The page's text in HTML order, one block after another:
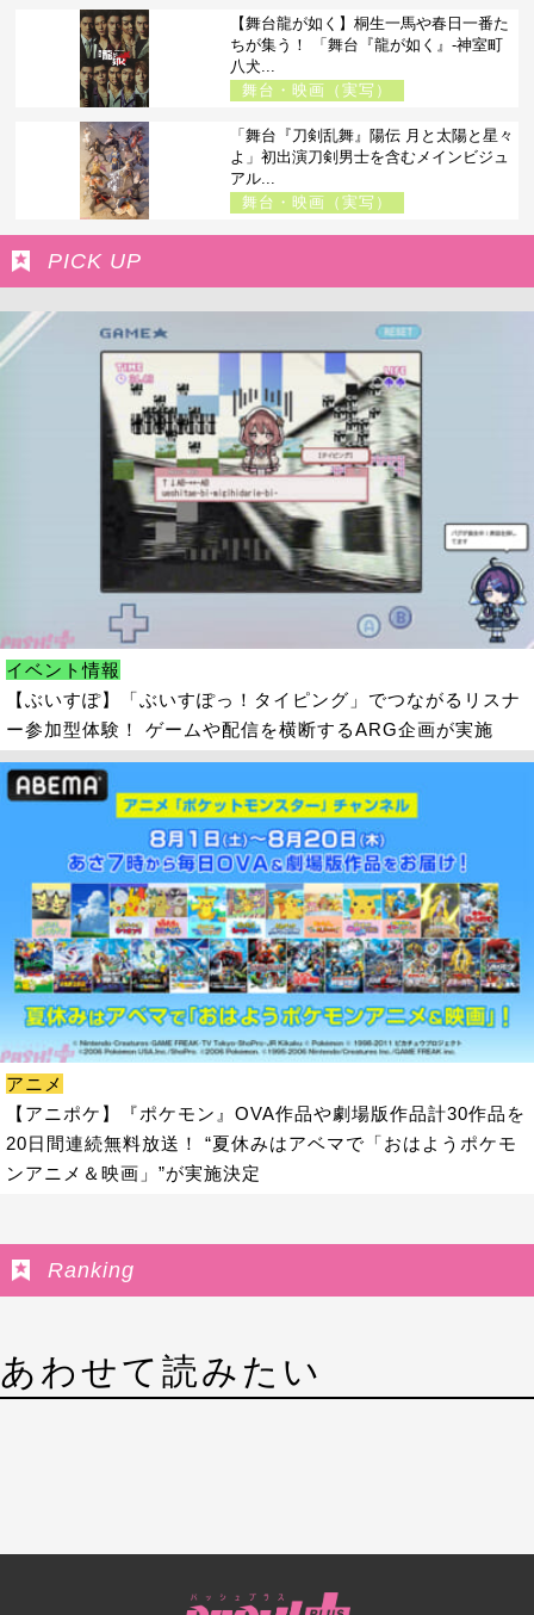
【舞台龍が如く】桐生一馬や春日一番た
ちが集う！ 「舞台『龍が如く』-神室町
八犬...
舞台・映画（実写）
「舞台『刀剣乱舞』陽伝 月と太陽と星々
よ」初出演刀剣男士を含むメインビジュ
アル...
舞台・映画（実写）
PICK UP
イベント情報
【ぶいすぽ】「ぶいすぽっ！タイピング」でつながるリスナ
ー参加型体験！ ゲームや配信を横断するARG企画が実施
アニメ
【アニポケ】『ポケモン』OVA作品や劇場版作品計30作品を
20日間連続無料放送！ “夏休みはアベマで「おはようポケモ
ンアニメ＆映画」”が実施決定
Ranking
あわせて読みたい